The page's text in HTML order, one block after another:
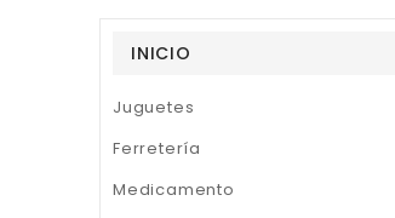
INICIO
Juguetes
Ferretería
Medicamento